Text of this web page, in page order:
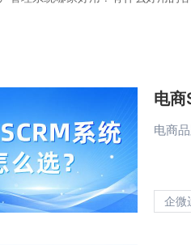
电商
电商
企微